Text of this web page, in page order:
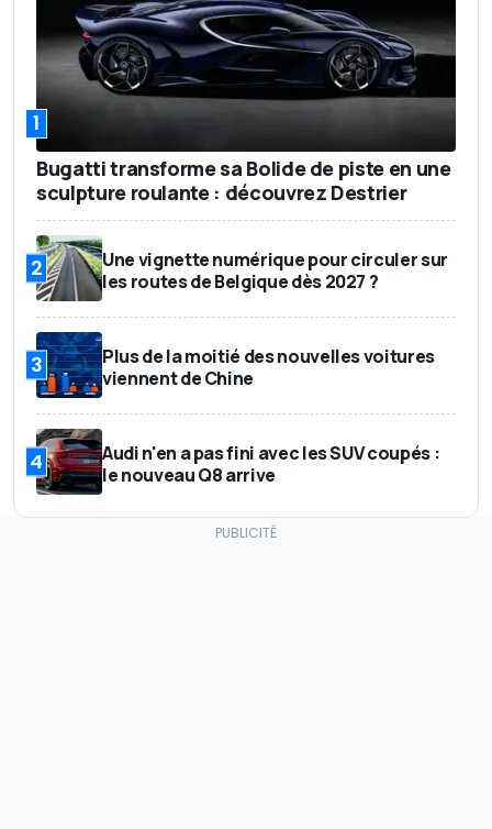
1
Bugatti transforme sa Bolide de piste en une
sculpture roulante : découvrez Destrier
2
Une vignette numérique pour circuler sur
les routes de Belgique dès 2027 ?
3
Plus de la moitié des nouvelles voitures
viennent de Chine
4
Audi n'en a pas fini avec les SUV coupés :
le nouveau Q8 arrive